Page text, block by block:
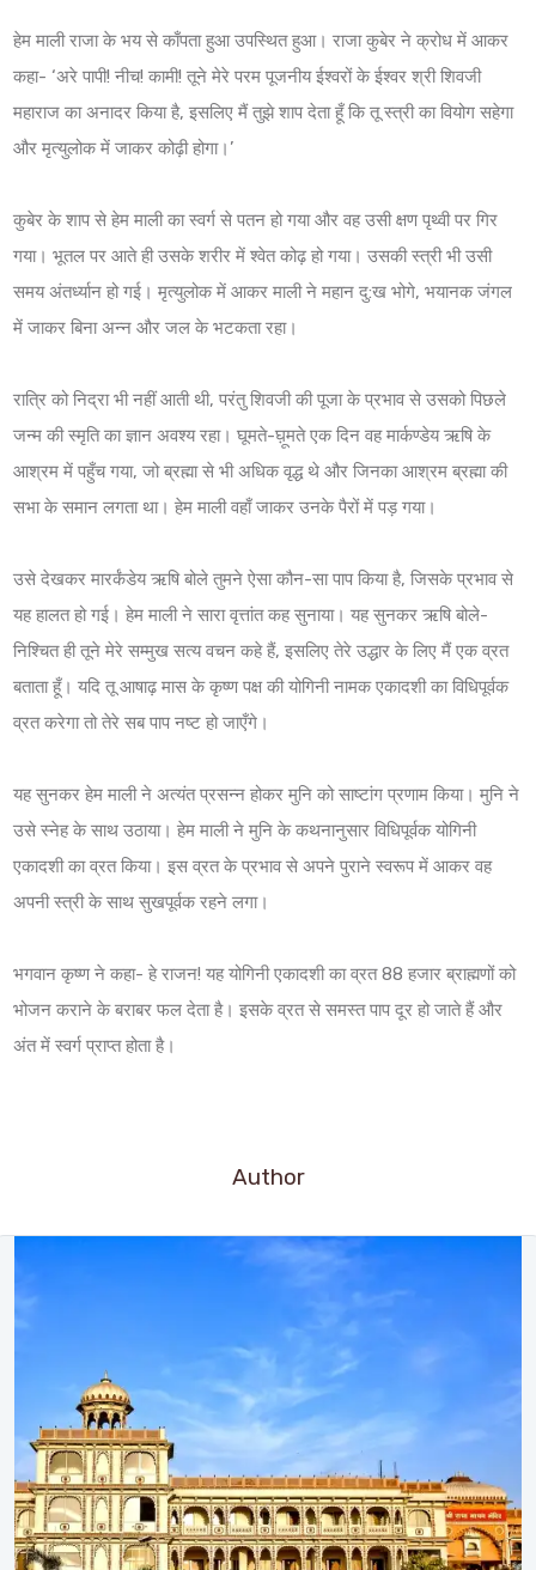
हेम माली राजा के भय से काँपता हुआ ‍उपस्थित हुआ। राजा कुबेर ने क्रोध में आकर
कहा- ‘अरे पापी! नीच! कामी! तूने मेरे परम पूजनीय ईश्वरों के ईश्वर श्री शिवजी
महाराज का अनादर किया है, इस‍लिए मैं तुझे शाप देता हूँ कि तू स्त्री का वियोग सहेगा
और मृत्युलोक में जाकर कोढ़ी होगा।’
कुबेर के शाप से हेम माली का स्वर्ग से पतन हो गया और वह उसी क्षण पृथ्वी पर गिर
गया। भूतल पर आते ही उसके शरीर में श्वेत कोढ़ हो गया। उसकी स्त्री भी उसी
समय अंतर्ध्यान हो गई। मृत्युलोक में आकर माली ने महान दु:ख भोगे, भयानक जंगल
में जाकर बिना अन्न और जल के भटकता रहा।
रात्रि को निद्रा भी नहीं आती थी, परंतु शिवजी की पूजा के प्रभाव से उसको पिछले
जन्म की स्मृति का ज्ञान अवश्य रहा। घूमते-घ़ूमते एक दिन वह मार्कण्डेय ऋषि के
आश्रम में पहुँच गया, जो ब्रह्मा से भी अधिक वृद्ध थे और जिनका आश्रम ब्रह्मा की
सभा के समान लगता था। हेम माली वहाँ जाकर उनके पैरों में पड़ गया।
उसे देखकर मारर्कंडेय ऋषि बोले तुमने ऐसा कौन-सा पाप किया है, जिसके प्रभाव से
यह हालत हो गई। हेम माली ने सारा वृत्तांत कह ‍सुनाया। यह सुनकर ऋषि बोले-
निश्चित ही तूने मेरे सम्मुख सत्य वचन कहे हैं, इसलिए तेरे उद्धार के लिए मैं एक व्रत
बताता हूँ। यदि तू आषाढ़ मास के कृष्ण पक्ष की योगिनी नामक एकादशी का विधिपूर्वक
व्रत करेगा तो तेरे सब पाप नष्ट हो जाएँगे।
यह सुनकर हेम माली ने अत्यंत प्रसन्न होकर मुनि को साष्टांग प्रणाम किया। मुनि ने
उसे स्नेह के साथ उठाया। हेम माली ने मुनि के कथनानुसार विधिपूर्वक योगिनी
एकादशी का व्रत किया। इस व्रत के प्रभाव से अपने पुराने स्वरूप में आकर वह
अपनी स्त्री के साथ सुखपूर्वक रहने लगा।
भगवान कृष्ण ने कहा- हे राजन! यह योगिनी एकादशी का व्रत 88 हजार ब्राह्मणों को
भोजन कराने के बराबर फल देता है। इसके व्रत से समस्त पाप दूर हो जाते हैं और
अंत में स्वर्ग प्राप्त होता है।
Author